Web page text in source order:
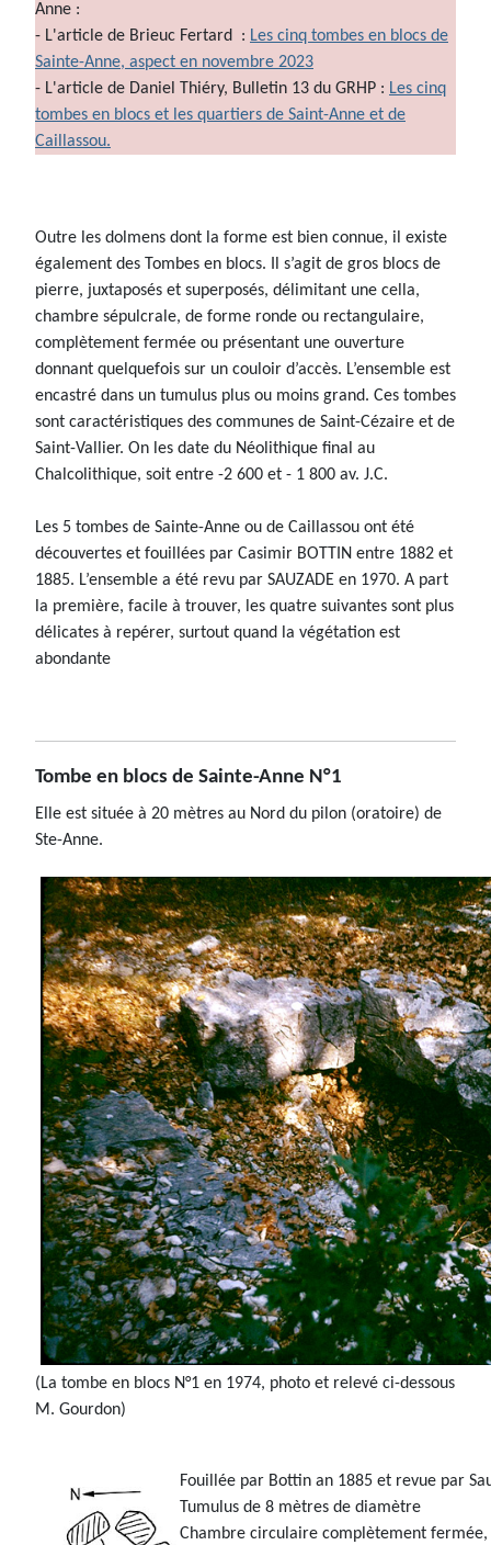
Anne :
- L'article de Brieuc Fertard : Les cinq tombes en blocs de
Sainte-Anne, aspect en novembre 2023
- L'article de Daniel Thiéry, Bulletin 13 du GRHP : Les cinq
tombes en blocs et les quartiers de Saint-Anne et de
Caillassou.
Outre les dolmens dont la forme est bien connue, il existe
également des Tombes en blocs. Il s’agit de gros blocs de
pierre, juxtaposés et superposés, délimitant une cella,
chambre sépulcrale, de forme ronde ou rectangulaire,
complètement fermée ou présentant une ouverture
donnant quelquefois sur un couloir d’accès. L’ensemble est
encastré dans un tumulus plus ou moins grand. Ces tombes
sont caractéristiques des communes de Saint-Cézaire et de
Saint-Vallier. On les date du Néolithique final au
Chalcolithique, soit entre -2 600 et - 1 800 av. J.C.
Les 5 tombes de Sainte-Anne ou de Caillassou ont été
découvertes et fouillées par Casimir BOTTIN entre 1882 et
1885. L’ensemble a été revu par SAUZADE en 1970. A part
la première, facile à trouver, les quatre suivantes sont plus
délicates à repérer, surtout quand la végétation est
abondante
Tombe en blocs de Sainte-Anne N°1
Elle est située à 20 mètres au Nord du pilon (oratoire) de
Ste-Anne.
(La tombe en blocs N°1 en 1974, photo et relevé ci-dessous
M. Gourdon)
Fouillée par Bottin an 1885 et revue par
Tumulus de 8 mètres de diamètre
Chambre circulaire complètement